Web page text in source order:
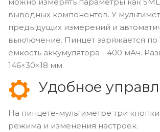
выводных компонентов. У
предыдущих измерений и
выключение. Пинцет заряжается по
емкость аккумулятора - 400 мАч.
146×30×18 мм.
Удобное
На пинцете-мультиметре три
режима и изменения настроек.